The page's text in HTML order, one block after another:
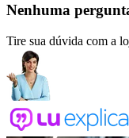
Nenhuma
Tire sua dúvida com a